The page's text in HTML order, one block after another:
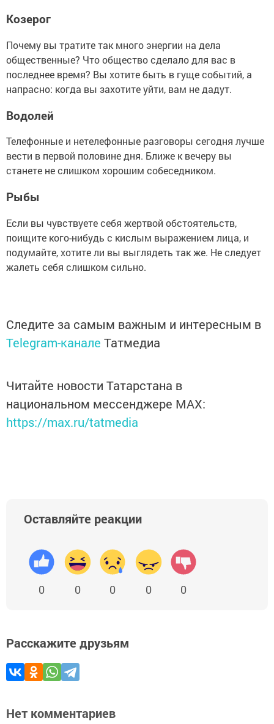
Козерог
Почему вы тратите так много энергии на дела
общественные? Что общество сделало для вас в
последнее время? Вы хотите быть в гуще событий, а
напрасно: когда вы захотите уйти, вам не дадут.
Водолей
Телефонные и нетелефонные разговоры сегодня лучше
вести в первой половине дня. Ближе к вечеру вы
станете не слишком хорошим собеседником.
Рыбы
Если вы чувствуете себя жертвой обстоятельств,
поищите кого-нибудь с кислым выражением лица, и
подумайте, хотите ли вы выглядеть так же. Не следует
жалеть себя слишком сильно.
Следите за самым важным и интересным в
Telegram-канале Татмедиа
Читайте новости Татарстана в
национальном мессенджере MАХ:
https://max.ru/tatmedia
Оставляйте реакции
0 0 0 0 0
Расскажите друзьям
Нет комментариев